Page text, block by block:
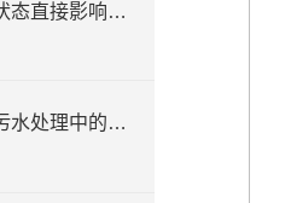
混合液回流泵运行状态直接影响整个工艺流程的稳定性与效率
硝化液回流泵——污水处理中的关键角色